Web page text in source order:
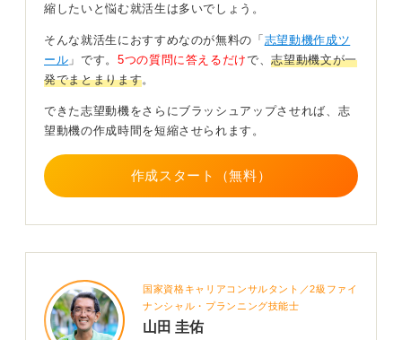
たとえば、通学や旅行でよく利用していた駅に思いを馳
変化を観察してきた経験を振り返ってみると良いかもし
れませんね。
む地区でバリアフリー化が進んだ」など、身の回りの変
化に気付いてきた視点は立派な土台になります。
そして、「単なる交通手段ではなく、地域の動線や商業
の活性化を通じてまちを育てる役割があると感じた」と
自分が見てきた地域の変化や気付きをベースに、「人の
流れを生み、地域の可能性を広げたい」という思いへと
結び付ければ、あなたの言葉で語る説得力が生まれます
縮したいと悩む就活生は多いでしょう。
そんな就活生におすすめなのが無料の「 志望動機作成ツ
ール 」です。 5つの質問に答えるだけで、志望動機文が一
発でまとまります。
できた志望動機をさらにブラッシュアップさせれば、志
望動機の作成時間を短縮させられます。
作成スタート（無料）
国家資格キャリアコンサルタント／2級ファイ
ナンシャル・プランニング技能士
山田 圭佑